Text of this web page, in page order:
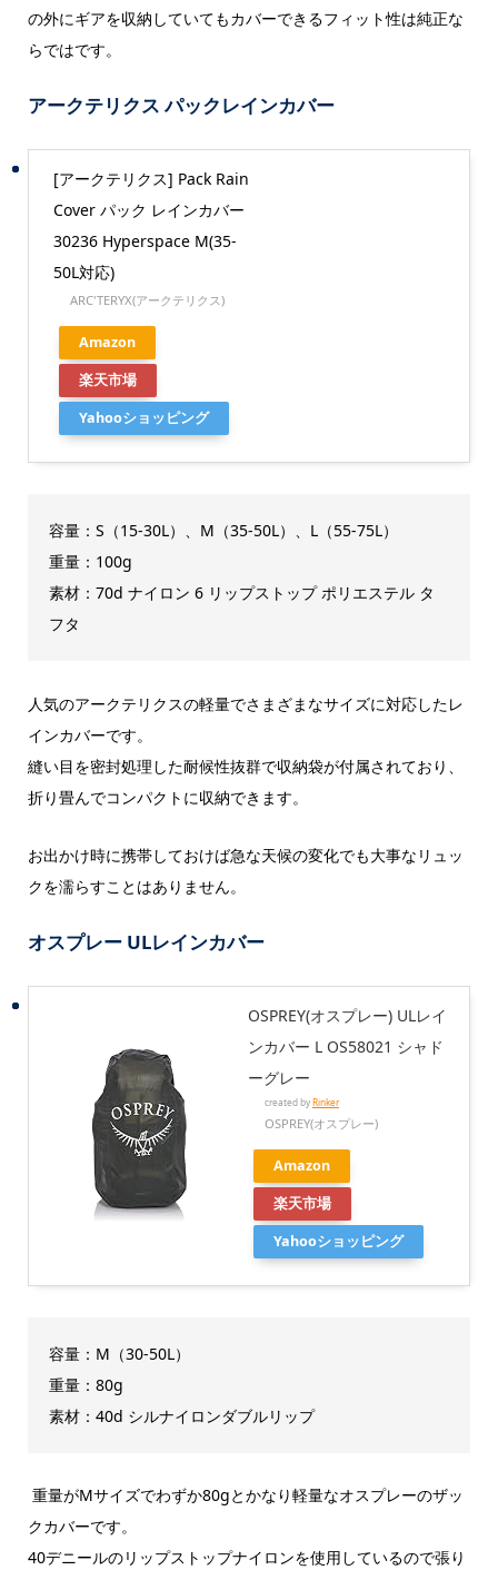
の外にギアを収納していてもカバーできるフィット性は純正な
らではです。
アークテリクス パックレインカバー
[アークテリクス] Pack Rain
Cover パック レインカバー
30236 Hyperspace M(35-
50L対応)
ARC'TERYX(アークテリクス)
Amazon
楽天市場
Yahooショッピング
容量：S（15-30L）、M（35-50L）、L（55-75L）
重量：100g
素材：70d ナイロン 6 リップストップ ポリエステル タ
フタ
人気のアークテリクスの軽量でさまざまなサイズに対応したレ
インカバーです。
縫い目を密封処理した耐候性抜群で収納袋が付属されており、
折り畳んでコンパクトに収納できます。
お出かけ時に携帯しておけば急な天候の変化でも大事なリュッ
クを濡らすことはありません。
オスプレー ULレインカバー
OSPREY(オスプレー) ULレイ
ンカバー L OS58021 シャド
ーグレー
created byRinker
OSPREY(オスプレー)
Amazon
楽天市場
Yahooショッピング
容量：M（30-50L）
重量：80g
素材：40d シルナイロンダブルリップ
重量がMサイズでわずか80gとかなり軽量なオスプレーのザッ
クカバーです。
40デニールのリップストップナイロンを使用しているので張り